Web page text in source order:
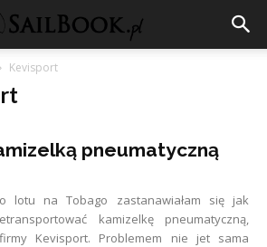
Kevisport
pneumatyczną
lotu na Tobago zastanawiałam się jak
kamizelkę pneumatyczną,
Kevisport. Problemem nie jet sama